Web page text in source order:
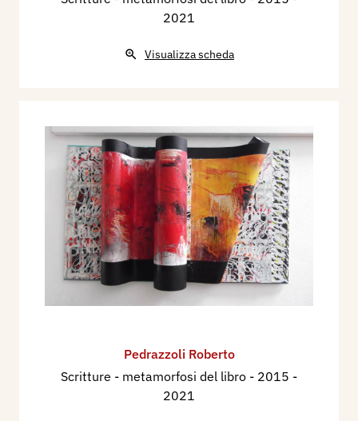
2021
Visualizza scheda
Pedrazzoli Roberto
Scritture - metamorfosi del libro - 2015 -
2021